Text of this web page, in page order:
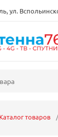
ул.
Каталог товаров